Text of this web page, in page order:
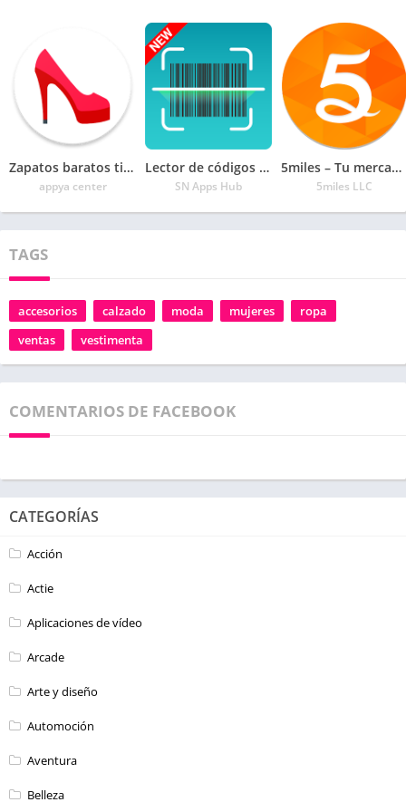
Zapatos baratos tienda online hombre y mujer
appya center
Lector de códigos QR y lector generador de códigos
SN Apps Hub
5miles – Tu mercado móvil
5miles LLC
TAGS
accesorios calzado moda mujeres
ropa
ventas
vestimenta
COMENTARIOS DE FACEBOOK
CATEGORÍAS
Acción
Actie
Aplicaciones de vídeo
Arcade
Arte y diseño
Automoción
Aventura
Belleza